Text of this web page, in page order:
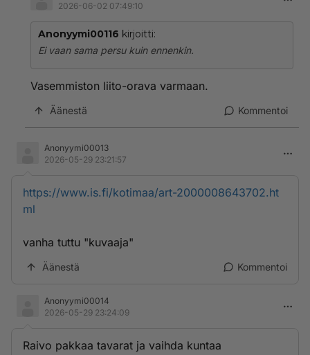
2026-06-02 07:49:10
Anonyymi00116 kirjoitti:
Ei vaan sama persu kuin ennenkin.
Vasemmiston liito-orava varmaan.
Äänestä Kommentoi
Anonyymi00013
2026-05-29 23:21:57
https://www.is.fi/kotimaa/art-2000008643702.ht
ml
vanha tuttu "kuvaaja"
Äänestä Kommentoi
Anonyymi00014
2026-05-29 23:24:09
Raivo pakkaa tavarat ja vaihda kuntaa